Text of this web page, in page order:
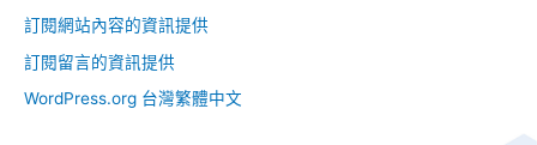
訂閱網站內容的資訊提供
訂閱留言的資訊提供
WordPress.org 台灣繁體中文